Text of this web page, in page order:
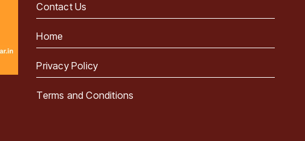
Contact Us
Home
Privacy Policy
Terms and Conditions